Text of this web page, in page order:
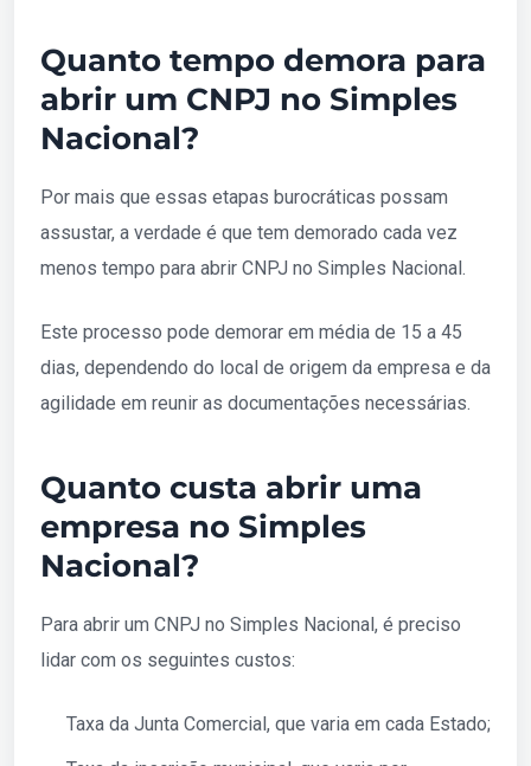
Quanto tempo demora para
abrir um CNPJ no Simples
Nacional?
Por mais que essas etapas burocráticas possam
assustar, a verdade é que tem demorado cada vez
menos tempo para abrir CNPJ no Simples Nacional.
Este processo pode demorar em média de 15 a 45
dias, dependendo do local de origem da empresa e da
agilidade em reunir as documentações necessárias.
Quanto custa abrir uma
empresa no Simples
Nacional?
Para abrir um CNPJ no Simples Nacional, é preciso
lidar com os seguintes custos:
Taxa da Junta Comercial, que varia em cada Estado;